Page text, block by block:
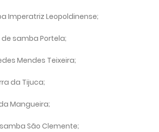
Imperatriz Leopoldinense;
samba Portela;
Mendes Teixeira;
da Tijuca;
Mangueira;
São Clemente;